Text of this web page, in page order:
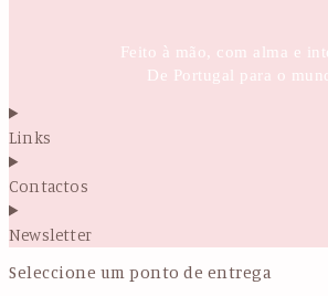
Feito à mão, com alma e
De Portugal para o
Links
Contactos
Newsletter
Seleccione um ponto de entrega